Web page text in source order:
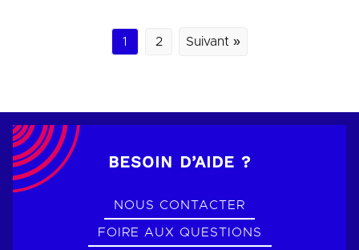
1 2 Suivant »
BESOIN D’AIDE ?
NOUS CONTACTER
FOIRE AUX QUESTIONS